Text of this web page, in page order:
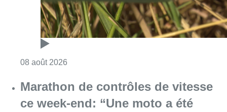
08 août 2026
Marathon de contrôles de vitesse
ce week-end: “Une moto a été